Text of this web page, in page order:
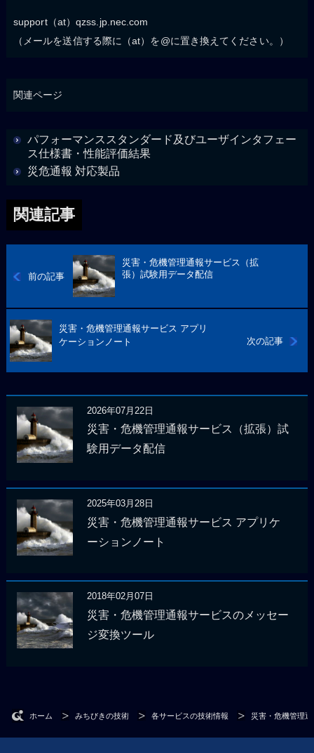
support（at）qzss.jp.nec.com
（メールを送信する際に（at）を@に置き換えてください。）
関連ページ
パフォーマンススタンダード及びユーザインタフェー
ス仕様書・性能評価結果
災危通報 対応製品
関連記事
前の記事
災害・危機管理通報サービス（拡
張）試験用データ配信
次の記事
災害・危機管理通報サービス アプリ
ケーションノート
2026年07月22日
災害・危機管理通報サービス（拡張）試
験用データ配信
2025年03月28日
災害・危機管理通報サービス アプリケ
ーションノート
2018年02月07日
災害・危機管理通報サービスのメッセー
ジ変換ツール
ホーム みちびきの技術 各サービスの技術情報 災害・危機管理